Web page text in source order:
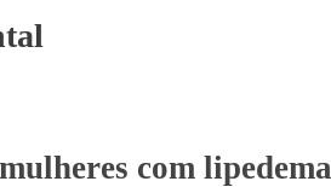
com lipedema